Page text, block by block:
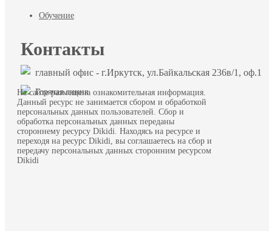
Обучение
Контакты
главный офис - г.Иркутск, ул.Байкальская 236в/1, оф.1
Горячая линия
На сайте размещена ознакомительная информация.
Данный ресурс не занимается сбором и обработкой
персональных данных пользователей. Сбор и
обработка персональных данных переданы
стороннему ресурсу Dikidi. Находясь на ресурсе и
переходя на ресурс Dikidi, вы соглашаетесь на сбор и
передачу персональных данных сторонним ресурсом
Dikidi